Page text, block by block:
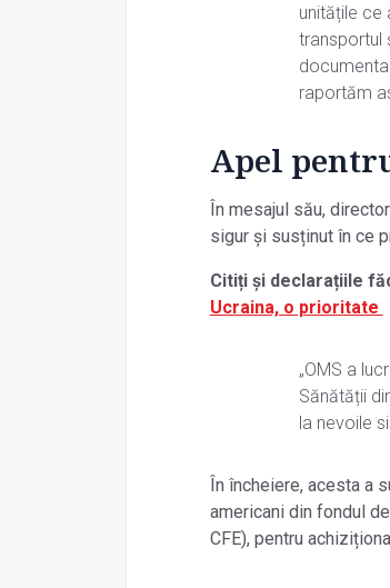
unitățile ce
transportul
raportăm
Apel
În mesajul său,
sigur și susținut în ce
Citiți și declarațiile
Ucraina, o prioritate
„OMS a
Sănătății
la nevoile
În încheiere, acesta a
americani din fondul
CFE), pentru